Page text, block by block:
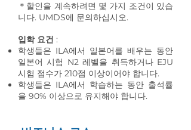
＊할인을 계속하려면 몇 가지 조건이 있습
니다. UMDS에 문의하십시오.
입학 요건 :
학생들은 ILA에서 일본어를 배우는 동안
일본어 시험 N2 레벨을 취득하거나 EJU
시험 점수가 210점 이상이어야 합니다.
학생들은 ILA에서 학습하는 동안 출석률
을 90% 이상으로 유지해야 합니다.